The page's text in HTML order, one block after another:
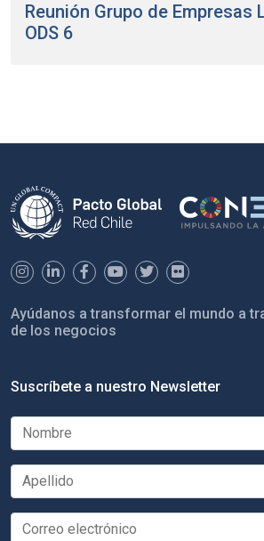
Reunión Grupo de Empresas
ODS 6
Ayúdanos a transformar el mundo a
de los negocios
Suscríbete a nuestro Newsletter